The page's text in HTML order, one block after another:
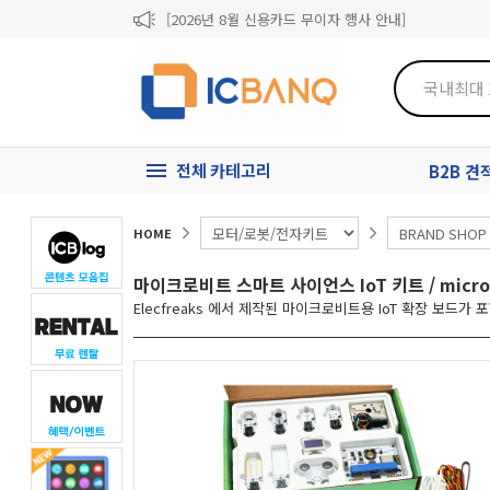
[2026년 8월 신용카드 무이자 행사 안내]
[마일리지 적립 및 사용 정책 개편 안내]
전체 카테고리 B2B 견
HOME
마이크로비트 스마트 사이언스 IoT 키트 /
Elecfreaks 에서 제작된 마이크로비트용 IoT 확장 보드가